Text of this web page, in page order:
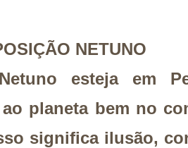
NETUNO
esteja em
planeta bem no
significa ilusão,